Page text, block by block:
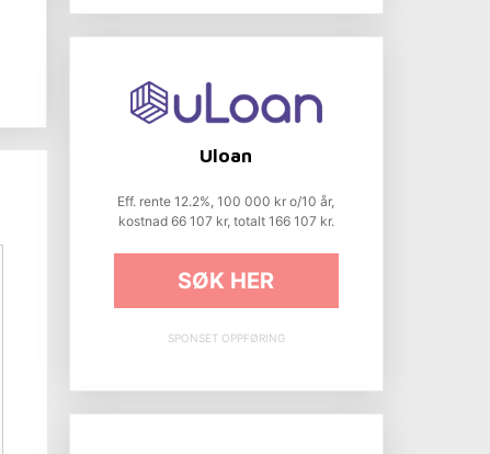
Uloan
Eff. rente 12.2%, 100 000 kr o/10 år,
kostnad 66 107 kr, totalt 166 107 kr.
SØK HER
SPONSET OPPFØRING